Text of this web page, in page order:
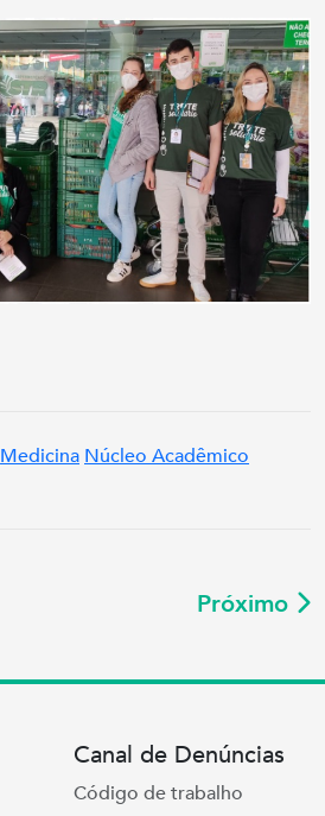
Medicina Núcleo Acadêmico
Próximo
Canal de Denúncias
Código de trabalho